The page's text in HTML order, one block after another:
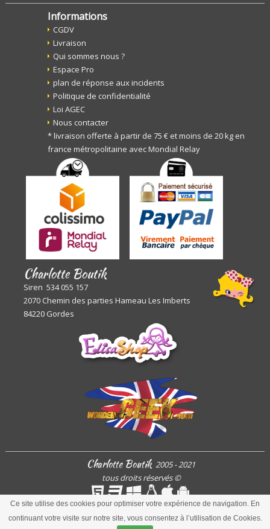
Ce site utilise des cookies pour optimiser votre expérience de navigation. En
continuant votre visite sur notre site, vous consentez à l’utilisation de Cookies.
Informations
CGDV
Livraison
Qui sommes nous ?
Espace Pro
plan de réponse aux incidents
Politique de confidentialité
Loi AGEC
Nous contacter
* livraison offerte à partir de 75 € et moins de 20 kg en
france métropolitaine avec Mondial Relay
Charlotte Boutik
Siren 534 055 157
2070 Chemin des parties Hameau Les Imberts
84220 Gordes
Charlotte Boutik 2005 - 2021
tous droits réservés©